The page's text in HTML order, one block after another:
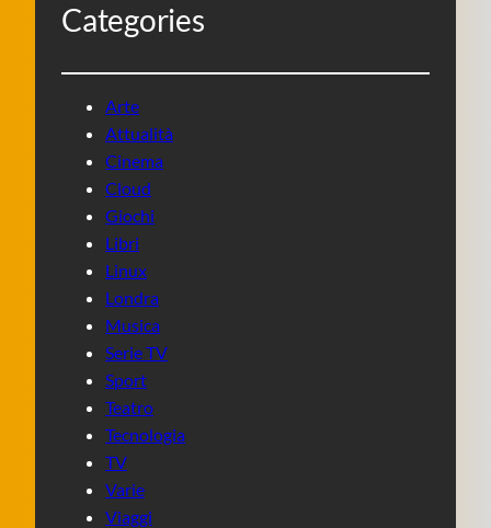
Categories
Arte
Attualità
Cinema
Cloud
Giochi
Libri
Linux
Londra
Musica
Serie TV
Sport
Teatro
Tecnologia
TV
Varie
Viaggi